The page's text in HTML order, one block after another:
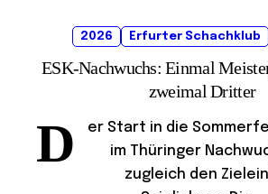
2026 Erfurter Schachklub
ESK-Nachwuchs: Einmal
zweimal Dritter
D
er Start in die
im Thüringer
zugleich den